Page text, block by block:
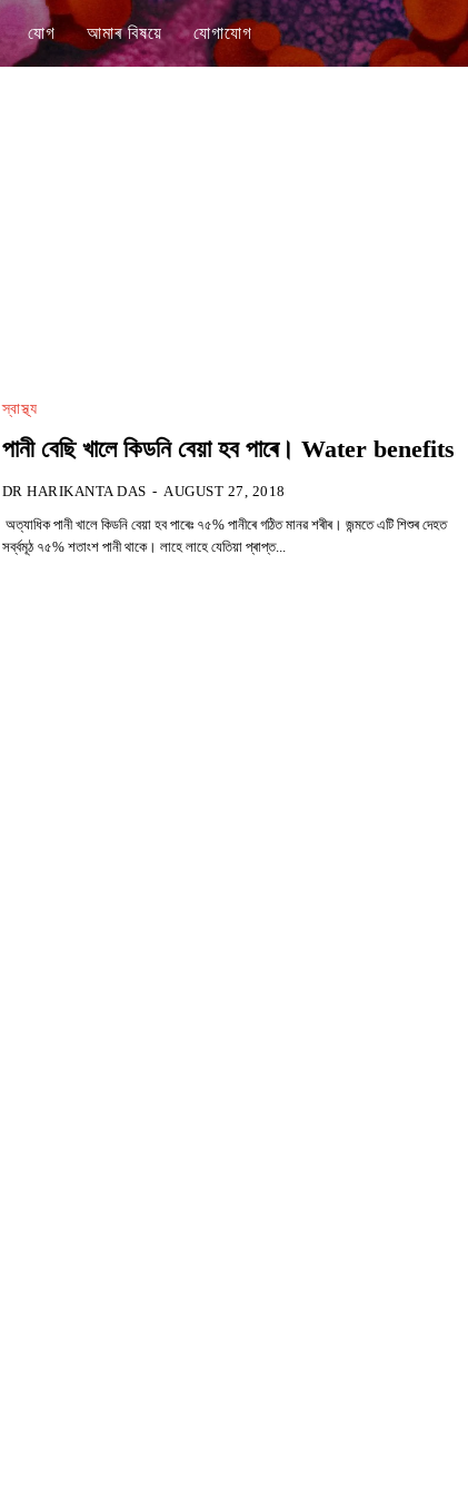
যোগ আমাৰ বিষয়ে যোগাযোগ
স্বাস্থ্য
পানী বেছি খালে কিডনি বেয়া হব পাৰে। Water benefits
DR HARIKANTA DAS - AUGUST 27, 2018
অত্যাধিক পানী খালে কিডনি বেয়া হব পাৰেঃ ৭৫% পানীৰে গঠিত মানৱ শৰীৰ। জন্মতে এটি শিশুৰ দেহত
সৰ্ব্বমূঠ ৭৫% শতাংশ পানী থাকে। লাহে লাহে যেতিয়া প্ৰাপ্ত...